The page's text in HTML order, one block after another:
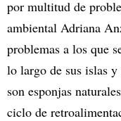
por multitud de
ambiental Adriana
problemas a los que
lo largo de sus islas y
son esponjas
ciclo de